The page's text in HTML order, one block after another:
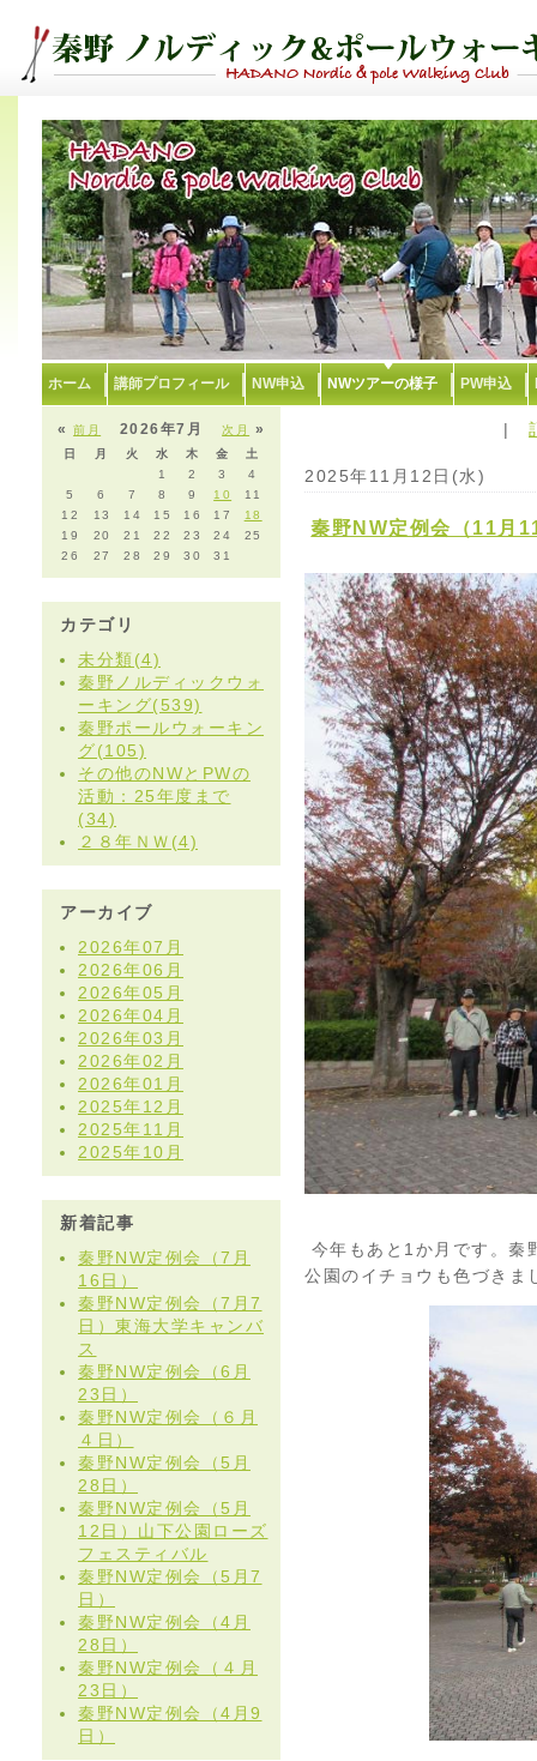
ホーム 講師プロフィール NW申込 NWツアーの様子 PW申込
«前月 次月 »
2026年7月
日 月 火 水 木 金
土
1
2 3
4
5
6 7 8 9 10
11
12
13 14 15 16 17
18
19
20 21 22 23 24
25
26
27 28 29 30 31
カテゴリ
未分類(4)
秦野ノルディックウォ
ーキング(539)
秦野ポールウォーキン
グ(105)
その他のNWとPWの
活動：25年度まで
(34)
２８年ＮＷ(4)
アーカイブ
2026年07月
2026年06月
2026年05月
2026年04月
2026年03月
2026年02月
2026年01月
2025年12月
2025年11月
2025年10月
新着記事
秦野NW定例会（7月
16日）
秦野NW定例会（7月7
日）東海大学キャンバ
ス
秦野NW定例会（6月
23日）
秦野NW定例会（６月
４日）
秦野NW定例会（5月
28日）
秦野NW定例会（5月
12日）山下公園ローズ
フェスティバル
秦野NW定例会（5月7
日）
秦野NW定例会（4月
28日）
秦野NW定例会（４月
23日）
秦野NW定例会（4月9
日）
|
2025年11月12日(水)
秦野NW定例会（11月
今年もあと1か月です。秦
公園のイチョウも色づきま